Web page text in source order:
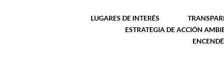
LUGARES DE INTERÉS
ESTRATEGIA DE ACCIÓN